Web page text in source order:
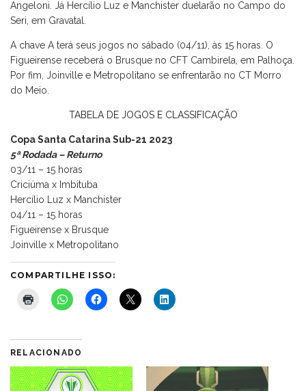
Angeloni. Já Hercílio Luz e Manchister duelarão no Campo do
Seri, em Gravatal.
A chave A terá seus jogos no sábado (04/11), às 15 horas. O
Figueirense receberá o Brusque no CFT Cambirela, em Palhoça.
Por fim, Joinville e Metropolitano se enfrentarão no CT Morro
do Meio.
TABELA DE JOGOS E CLASSIFICAÇÃO
Copa Santa Catarina Sub-21 2023
5ª Rodada – Returno
03/11 – 15 horas
Criciúma x Imbituba
Hercílio Luz x Manchister
04/11 – 15 horas
Figueirense x Brusque
Joinville x Metropolitano
COMPARTILHE ISSO:
RELACIONADO